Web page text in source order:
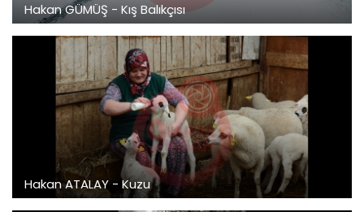
Hakan GÜMÜŞ - Kış Balıkçısı
Hakan ATALAY - Kuzu